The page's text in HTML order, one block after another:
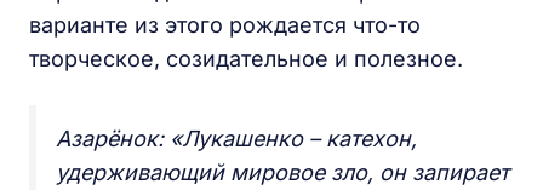
варианте из этого рождается что-то
творческое, созидательное и полезное.
Азарёнок: «Лукашенко – катехон,
удерживающий мировое зло, он запирает